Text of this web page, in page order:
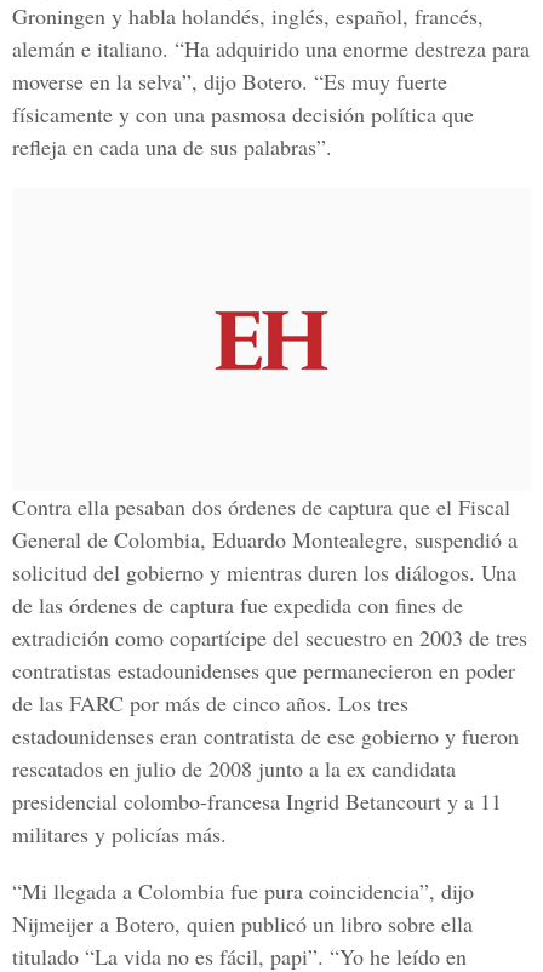
Groningen y habla holandés, inglés, español, francés,
alemán e italiano. “Ha adquirido una enorme destreza para
moverse en la selva”, dijo Botero. “Es muy fuerte
físicamente y con una pasmosa decisión política que
refleja en cada una de sus palabras”.
Contra ella pesaban dos órdenes de captura que el Fiscal
General de Colombia, Eduardo Montealegre, suspendió a
solicitud del gobierno y mientras duren los diálogos. Una
de las órdenes de captura fue expedida con fines de
extradición como copartícipe del secuestro en 2003 de tres
contratistas estadounidenses que permanecieron en poder
de las FARC por más de cinco años. Los tres
estadounidenses eran contratista de ese gobierno y fueron
rescatados en julio de 2008 junto a la ex candidata
presidencial colombo-francesa Ingrid Betancourt y a 11
militares y policías más.
“Mi llegada a Colombia fue pura coincidencia”, dijo
Nijmeijer a Botero, quien publicó un libro sobre ella
titulado “La vida no es fácil, papi”. “Yo he leído en